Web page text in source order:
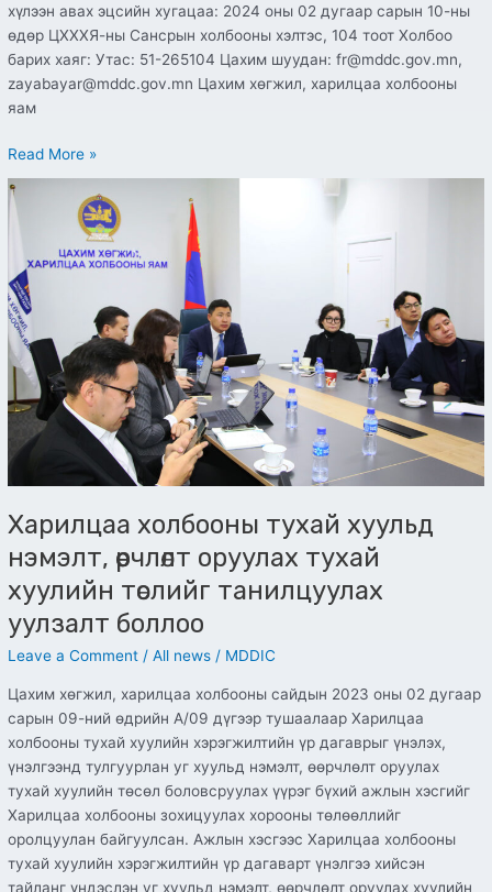
хүлээн авах эцсийн хугацаа: 2024 оны 02 дугаар сарын 10-ны
өдөр ЦХХХЯ-ны Сансрын холбооны хэлтэс, 104 тоот Холбоо
барих хаяг: Утас: 51-265104 Цахим шуудан: fr@mddc.gov.mn,
zayabayar@mddc.gov.mn Цахим хөгжил, харилцаа холбооны
яам
Read More »
Харилцаа холбооны тухай хуульд
нэмэлт, өөрчлөлт оруулах тухай
хуулийн төслийг танилцуулах
уулзалт боллоо
Leave a Comment /All news / MDDIC
Цахим хөгжил, харилцаа холбооны сайдын 2023 оны 02 дугаар
сарын 09-ний өдрийн А/09 дүгээр тушаалаар Харилцаа
холбооны тухай хуулийн хэрэгжилтийн үр дагаврыг үнэлэх,
үнэлгээнд тулгуурлан уг хуульд нэмэлт, өөрчлөлт оруулах
тухай хуулийн төсөл боловсруулах үүрэг бүхий ажлын хэсгийг
Харилцаа холбооны зохицуулах хорооны төлөөллийг
оролцуулан байгуулсан. Ажлын хэсгээс Харилцаа холбооны
тухай хуулийн хэрэгжилтийн үр дагаварт үнэлгээ хийсэн
тайланг үндэслэн уг хуульд нэмэлт, өөрчлөлт оруулах хуулийн
Харилцаа
холбооны
хуульд
нэмэлт,
өөрчлөлт
оруулах
тухай
хуулийн
төслийг
танилцуулах
уулзалт